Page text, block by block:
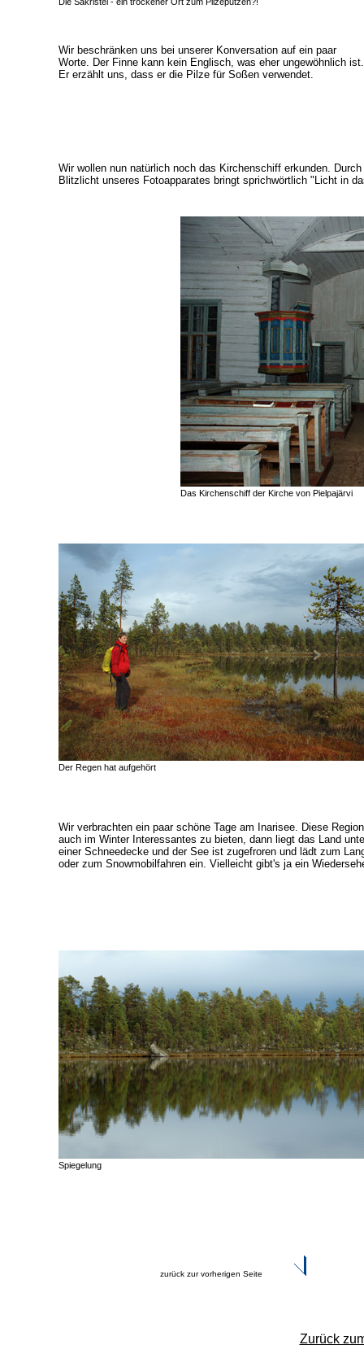
Wir beschränken uns bei unserer Konversation auf ein paar
Worte. Der Finne kann kein Englisch, was eher ungewöhnlich ist.
Er erzählt uns, dass er die Pilze für Soßen verwendet.
Das Kirchenschiff der Kirche von Pielpajärvi
Wir wollen nun natürlich noch das Kirchenschiff erkunden.
Blitzlicht unseres Fotoapparates bringt sprichwörtlich "Licht in
Der Regen hat aufgehört
Spiegelung
Wir verbrachten ein paar schöne Tage am Inarisee. Diese
auch im Winter Interessantes zu bieten, dann liegt das Land
einer Schneedecke und der See ist zugefroren und lädt zum
oder zum Snowmobilfahren ein. Vielleicht gibt's ja ein
zurück zur vorherigen Seite
Zurück